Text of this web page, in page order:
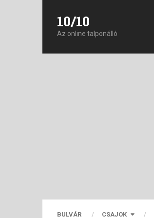
10/10
Az online talponálló
BULVÁR CSAJOK